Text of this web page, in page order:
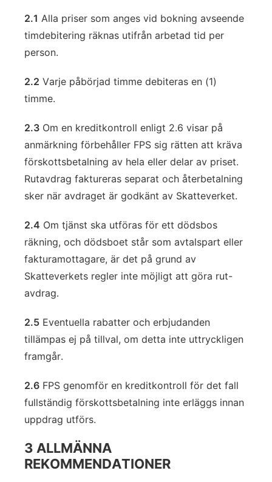
2.1 Alla priser som anges vid bokning avseende
timdebitering räknas utifrån arbetad tid per
person.
2.2 Varje påbörjad timme debiteras en (1)
timme.
2.3 Om en kreditkontroll enligt 2.6 visar på
anmärkning förbehåller FPS sig rätten att kräva
förskottsbetalning av hela eller delar av priset.
Rutavdrag faktureras separat och återbetalning
sker när avdraget är godkänt av Skatteverket.
2.4 Om tjänst ska utföras för ett dödsbos
räkning, och dödsboet står som avtalspart eller
fakturamottagare, är det på grund av
Skatteverkets regler inte möjligt att göra rut-
avdrag.
2.5 Eventuella rabatter och erbjudanden
tillämpas ej på tillval, om detta inte uttryckligen
framgår.
2.6 FPS genomför en kreditkontroll för det fall
fullständig förskottsbetalning inte erläggs innan
uppdrag utförs.
3 ALLMÄNNA
REKOMMENDATIONER